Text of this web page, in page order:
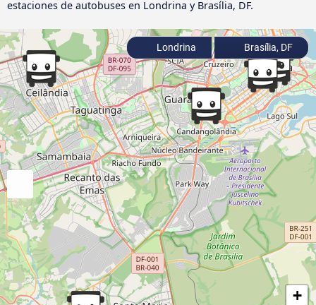
estaciones de autobuses en Londrina y Brasília, DF.
+
Londrina Brasília, DF